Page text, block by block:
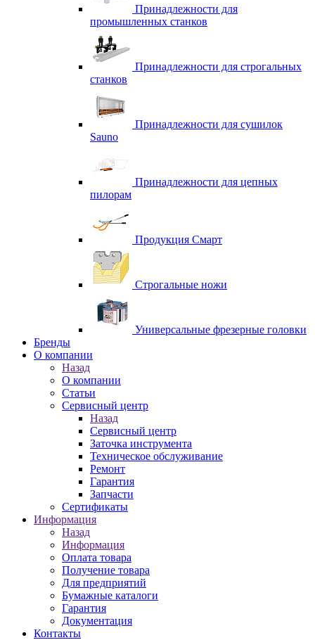
Принадлежности для
промышленных станков
Принадлежности для строгальных
станков
Принадлежности для сушилок
Sauno
Принадлежности для цепных
пилорам
Продукция Смарт
Строгальные ножи
Универсальные фрезерные головки
Бренды
O компании
Назад
O компании
Статьи
Сервисный центр
Назад
Сервисный центр
Заточка инструмента
Техническое обслуживание
Ремонт
Гарантия
Запчасти
Сертификаты
Информация
Назад
Информация
Оплата товара
Получение товара
Для предприятий
Бумажные каталоги
Гарантия
Документация
Контакты